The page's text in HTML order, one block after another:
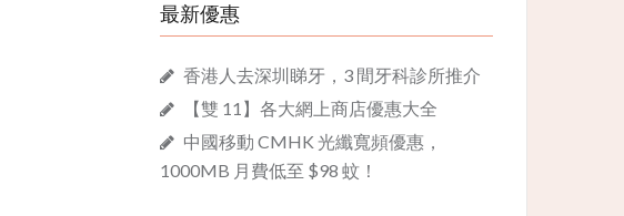
最新優惠
香港人去深圳睇牙，3 間牙科診所推介
【雙 11】各大網上商店優惠大全
中國移動 CMHK 光纖寬頻優惠，
1000MB 月費低至 $98 蚊！